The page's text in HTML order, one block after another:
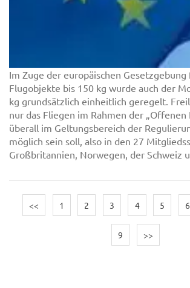
Im Zuge der europäischen
Flugobjekte bis 150 kg wurde auch der
kg grundsätzlich einheitlich geregelt.
nur das Fliegen im Rahmen der „Offenen
überall im Geltungsbereich der
möglich sein soll, also in den 27
Großbritannien, Norwegen, der Schweiz
<< 1 2 3 4 5 6
9 >>